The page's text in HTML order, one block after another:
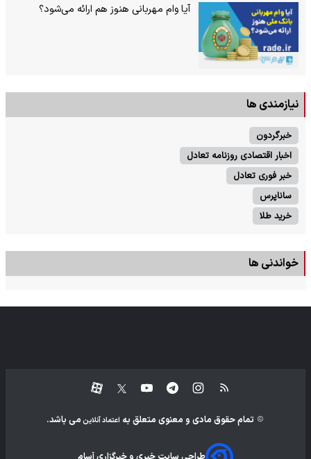
آیا وام مهربانی هنوز هم ارائه می‌شود؟
نیازمندی ها
خبرگردون
اخبار اقتصادی روزنامه تعادل
خبر فوری تعادل
ساناپرس
خرید طلا
خواندنی ها
تمام حقوق مادی و معنوی متعلق به اعتماد آنلاین می باشد.